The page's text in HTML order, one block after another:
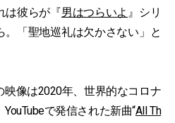
は彼らが『男はつらいよ 』シリ
。「聖地巡礼は欠かさない」と
像は2020年、世界的なコロナ
で発信された新曲“All Th